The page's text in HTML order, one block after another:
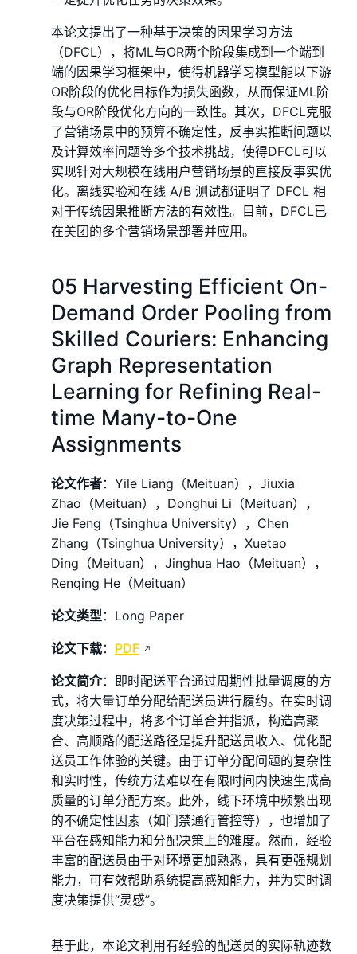
本论文提出了一种基于决策的因果学习方法
（DFCL），将ML与OR两个阶段集成到一个端到
端的因果学习框架中，使得机器学习模型能以下游
OR阶段的优化目标作为损失函数，从而保证ML阶
段与OR阶段优化方向的一致性。其次，DFCL克服
了营销场景中的预算不确定性，反事实推断问题以
及计算效率问题等多个技术挑战，使得DFCL可以
实现针对大规模在线用户营销场景的直接反事实优
化。离线实验和在线 A/B 测试都证明了 DFCL 相
对于传统因果推断方法的有效性。目前，DFCL已
在美团的多个营销场景部署并应用。
05 Harvesting Efficient On-
Demand Order Pooling from
Skilled Couriers: Enhancing
Graph Representation
Learning for Refining Real-
time Many-to-One
Assignments
论文作者：Yile Liang（Meituan），Jiuxia
Zhao（Meituan），Donghui Li（Meituan），
Jie Feng（Tsinghua University），Chen
Zhang（Tsinghua University），Xuetao
Ding（Meituan），Jinghua Hao（Meituan），
Renqing He（Meituan）
论文类型 ：Long Paper
论文下载： PDF
论文简介：即时配送平台通过周期性批量调度的方
式，将大量订单分配给配送员进行履约。在实时调
度决策过程中，将多个订单合并指派，构造高聚
合、高顺路的配送路径是提升配送员收入、优化配
送员工作体验的关键。由于订单分配问题的复杂性
和实时性，传统方法难以在有限时间内快速生成高
质量的订单分配方案。此外，线下环境中频繁出现
的不确定性因素（如门禁通行管控等），也增加了
平台在感知能力和分配决策上的难度。然而，经验
丰富的配送员由于对环境更加熟悉，具有更强规划
能力，可有效帮助系统提高感知能力，并为实时调
度决策提供“灵感”。
基于此，本论文利用有经验的配送员的实际轨迹数